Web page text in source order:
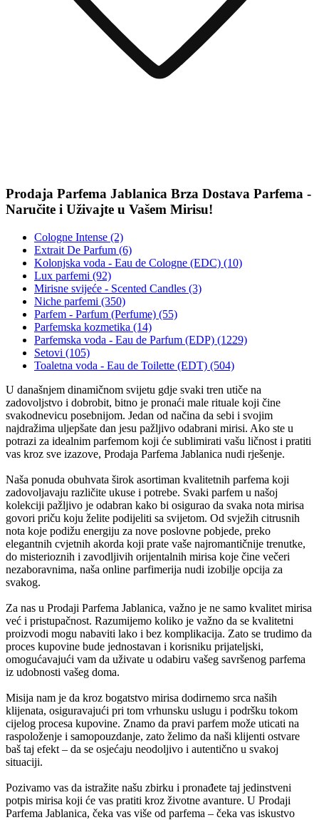
Prodaja Parfema Jablanica Brza Dostava Parfema -
Naručite i Uživajte u Vašem Mirisu!
Cologne Intense (2)
Extrait De Parfum (6)
Kolonjska voda - Eau de Cologne (EDC) (10)
Lux parfemi (92)
Mirisne svijeće - Scented Candles (3)
Niche parfemi (350)
Parfem - Parfum (Perfume) (55)
Parfemska kozmetika (14)
Parfemska voda - Eau de Parfum (EDP) (1229)
Setovi (105)
Toaletna voda - Eau de Toilette (EDT) (504)
U današnjem dinamičnom svijetu gdje svaki tren utiče na
zadovoljstvo i dobrobit, bitno je pronaći male rituale koji čine
svakodnevicu posebnijom. Jedan od načina da sebi i svojim
najdražima uljepšate dan jesu pažljivo odabrani mirisi. Ako ste u
potrazi za idealnim parfemom koji će sublimirati vašu ličnost i pratiti
vas kroz sve izazove, Prodaja Parfema Jablanica nudi rješenje.
Naša ponuda obuhvata širok asortiman kvalitetnih parfema koji
zadovoljavaju različite ukuse i potrebe. Svaki parfem u našoj
kolekciji pažljivo je odabran kako bi osigurao da svaka nota mirisa
govori priču koju želite podijeliti sa svijetom. Od svježih citrusnih
nota koje podižu energiju za nove poslovne pobjede, preko
elegantnih cvjetnih akorda koji prate vaše najromantičnije trenutke,
do misterioznih i zavodljivih orijentalnih mirisa koje čine večeri
nezaboravnima, naša online parfimerija nudi izobilje opcija za
svakog.
Za nas u Prodaji Parfema Jablanica, važno je ne samo kvalitet mirisa
već i pristupačnost. Razumijemo koliko je važno da se kvalitetni
proizvodi mogu nabaviti lako i bez komplikacija. Zato se trudimo da
proces kupovine bude jednostavan i korisniku prijateljski,
omogućavajući vam da uživate u odabiru vašeg savršenog parfema
iz udobnosti vašeg doma.
Misija nam je da kroz bogatstvo mirisa dodirnemo srca naših
klijenata, osiguravajući pri tom vrhunsku uslugu i podršku tokom
cijelog procesa kupovine. Znamo da pravi parfem može uticati na
raspoloženje i samopouzdanje, zato želimo da naši klijenti ostvare
baš taj efekt – da se osjećaju neodoljivo i autentično u svakoj
situaciji.
Pozivamo vas da istražite našu zbirku i pronađete taj jedinstveni
potpis mirisa koji će vas pratiti kroz životne avanture. U Prodaji
Parfema Jablanica, čeka vas više od parfema – čeka vas iskustvo